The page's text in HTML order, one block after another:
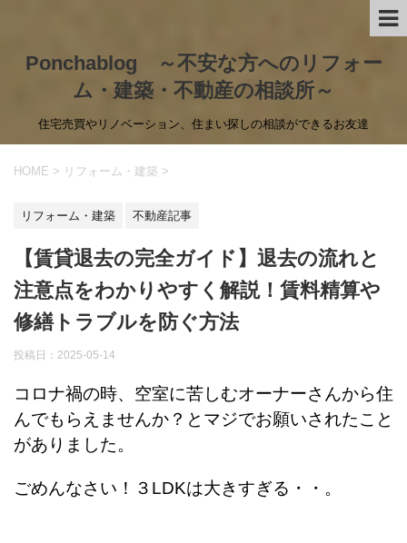
Ponchablog ～不安な方へのリフォー
ム・建築・不動産の相談所～
住宅売買やリノベーション、住まい探しの相談ができるお友達
HOME > リフォーム・建築 >
リフォーム・建築 不動産記事
【賃貸退去の完全ガイド】退去の流れと
注意点をわかりやすく解説！賃料精算や
修繕トラブルを防ぐ方法
投稿日： 2025-05-14
コロナ禍の時、空室に苦しむオーナーさんから住
んでもらえませんか？とマジでお願いされたこと
がありました。
ごめんなさい！３LDKは大きすぎる・・。